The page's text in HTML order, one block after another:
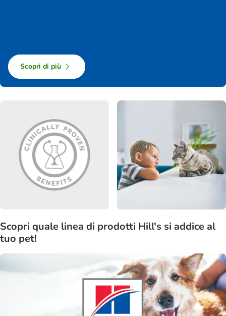
Scopri di più
Scopri quale linea di prodotti Hill's si addice al
tuo pet!